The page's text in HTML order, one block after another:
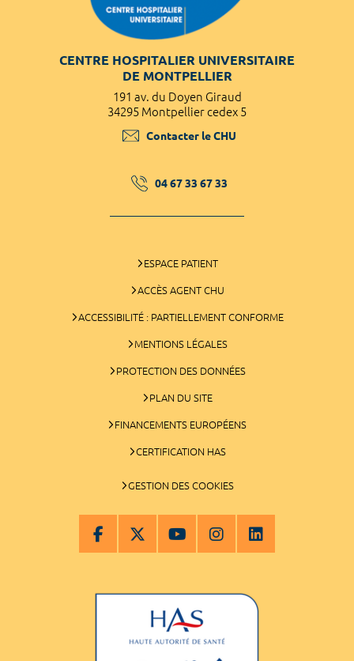
CENTRE HOSPITALIER UNIVERSITAIRE
DE MONTPELLIER
191 av. du Doyen Giraud
34295 Montpellier cedex 5
Contacter le CHU
04 67 33 67 33
ESPACE PATIENT
ACCÈS AGENT CHU
ACCESSIBILITÉ : PARTIELLEMENT CONFORME
MENTIONS LÉGALES
PROTECTION DES DONNÉES
PLAN DU SITE
FINANCEMENTS EUROPÉENS
CERTIFICATION HAS
GESTION DES COOKIES